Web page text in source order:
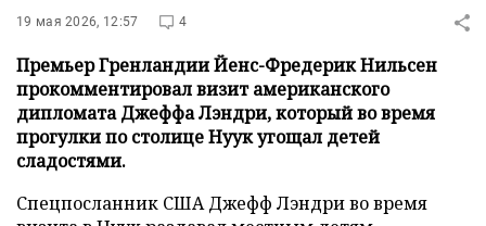
19 мая 2026, 12:57 4
Премьер Гренландии Йенс-Фредерик Нильсен
прокомментировал визит американского
дипломата Джеффа Лэндри, который во время
прогулки по столице Нуук угощал детей
сладостями.
Спецпосланник США Джефф Лэндри во время